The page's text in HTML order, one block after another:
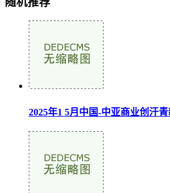
2025年1 5月中国-中亚商业创汗